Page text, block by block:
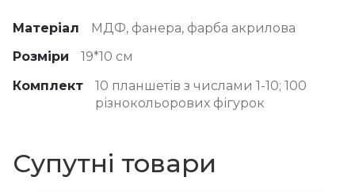
Матеріал
МДФ, фанера, фарба акрилова
Розміри
19*10 см
Комплект
10 планшетів з числами 1-10; 100
різнокольорових фігурок
Супутні товари